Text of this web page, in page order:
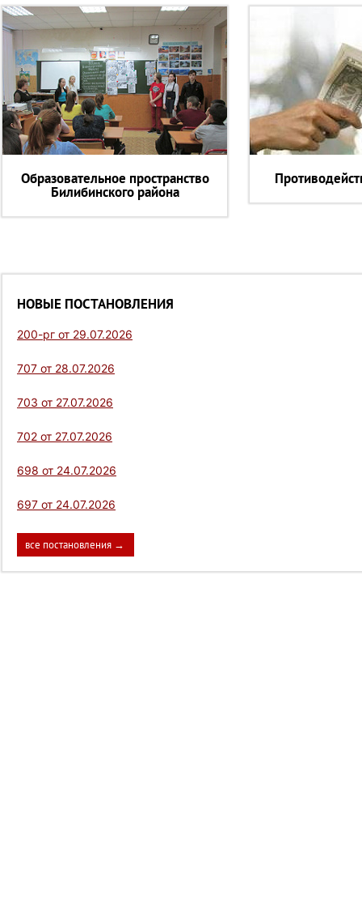
Образовательное пространство
Билибинского района
НОВЫЕ ПОСТАНОВЛЕНИЯ
200-рг от 29.07.2026
707 от 28.07.2026
703 от 27.07.2026
702 от 27.07.2026
698 от 24.07.2026
697 от 24.07.2026
все постановления →